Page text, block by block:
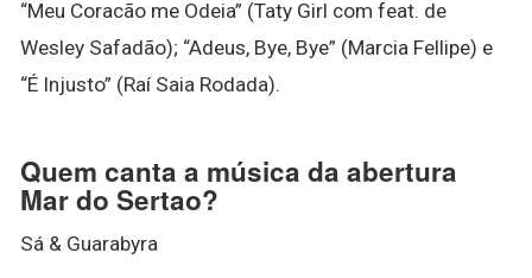
“Meu Coracão me Odeia” (Taty Girl com feat. de
Wesley Safadão); “Adeus, Bye, Bye” (Marcia Fellipe) e
“É Injusto” (Raí Saia Rodada).
Quem canta a música da abertura
Mar do Sertao?
Sá & Guarabyra